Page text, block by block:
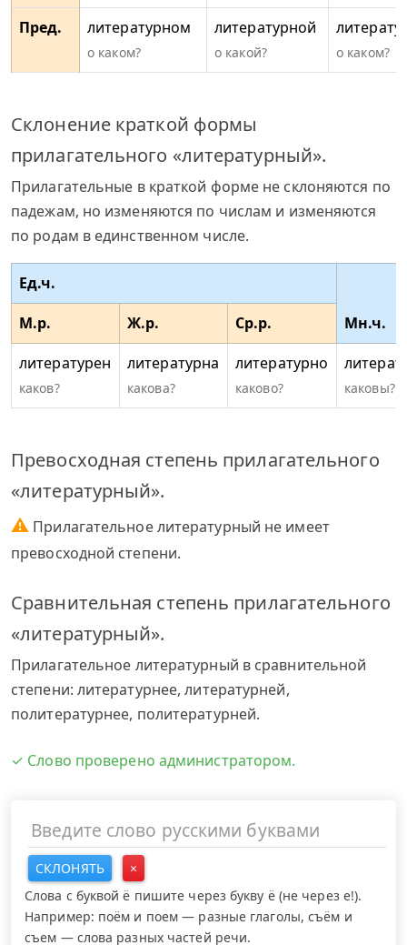
Пред. литературном
о каком?
литературной
о какой? о каком?
Склонение краткой формы
прилагательного «литературный».
Прилагательные в краткой форме не склоняются по
падежам, но изменяются по числам и изменяются
по родам в единственном числе.
Ед.ч.
Мн.ч.
М.р. Ж.р.
Ср.р.
литературен
каков?
литературна
какова?
литературно
каково? каковы?
Превосходная степень прилагательного
«литературный».
⚠ Прилагательное литературный не имеет
превосходной степени.
Сравнительная степень прилагательного
«литературный».
Прилагательное литературный в сравнительной
степени: литературнее, литературней,
политературнее, политературней.
✓ Слово проверено администратором.
СКЛОНЯТЬ
×
Слова с буквой ё пишите через букву ё (не через е!).
Например: поём и поем — разные глаголы, съём и
съем — слова разных частей речи.